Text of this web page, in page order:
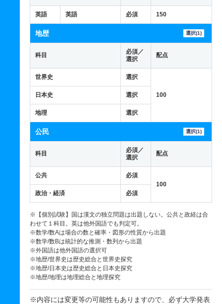
英語 英語 必須 150
地歴 選択(1)
科目
必須／
選択
配点
世界史 選択
100
日本史 選択
地理 選択
公民 選択(1)
科目
必須／
選択
配点
公共
必須
100
政治・経済
必須
※【個別試験】国は漢文の独立問題は出題しない。公共と政経は合
わせて１科目。英は他外国語でも判定可。
※数学/数Aは場合の数と確率・図形の性質から出題
※数学/数Bは統計的な推測・数列から出題
※外国語は他外国語の選択可
※地歴/世界史は歴史総合と世界史探究
※地歴/日本史は歴史総合と日本史探究
※地歴/地理は地理総合と地理探究
※内容には変更等の可能性もありますので、必ず大学発表